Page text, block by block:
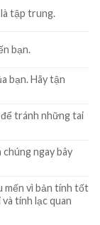
tập trung.
bạn.
bạn. Hãy tận
tránh những tai
ngay bây
mến vì bản tính tốt
tính lạc quan